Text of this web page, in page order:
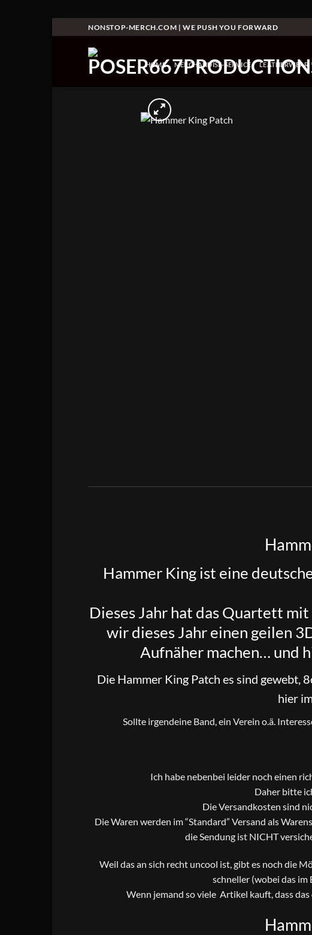
to
NONSTOP-MERCH.COM | WE PUSH YOU FORWARD
HOME MERCHANDISE-SERVICE LEATHERWEAR
Hammer Kingist eine
Dieses Jahr hat das Quartett
wir dieses Jahr einen geilen
Aufnäher machen… und
Die Hammer King Patch es sind gewebt,
hier
Sollte irgendeine Band, ein Verein o.ä.
Ich habe nebenbei leider noch einen
Daher bitte
Die Versandkosten sind
Die Waren werden im “Standard” Versand als
die Sendung ist NICHT
Weil das an sich recht uncool ist, gibt es noch die
schneller (wobei das im
Wenn jemand so viele Artikel kauft, dass